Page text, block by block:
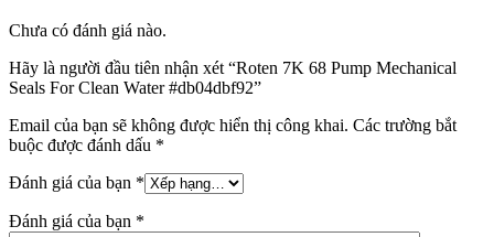
Chưa có đánh giá nào.
Hãy là người đầu tiên nhận xét “Roten 7K 68 Pump Mechanical
Seals For Clean Water #db04dbf92”
Email của bạn sẽ không được hiển thị công khai. Các trường bắt
buộc được đánh dấu *
Đánh giá của bạn *
Đánh giá của bạn *